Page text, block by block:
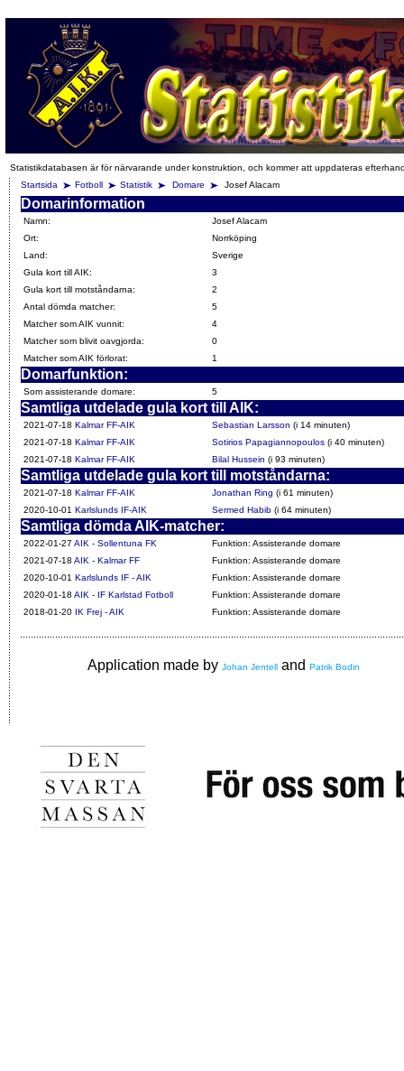
Statistikdatabasen är för närvarande under konstruktion, och kommer att uppdateras
Startsida
Fotboll Statistik Domare Josef Alacam
Domarinformation
Namn:
Josef Alacam
Ort:
Norrköping
Land:
Sverige
Gula kort till AIK:
3
Gula kort till motståndarna:
2
Antal dömda matcher:
5
Matcher som AIK vunnit:
4
Matcher som blivit oavgjorda:
0
Matcher som AIK förlorat:
1
Domarfunktion:
Som assisterande domare: 5
Samtliga utdelade gula kort till AIK:
2021-07-18 Kalmar FF-AIK Sebastian Larsson (i 14 minuten)
2021-07-18 Kalmar FF-AIK Sotirios Papagiannopoulos (i 40 minuten)
2021-07-18 Kalmar FF-AIK Bilal Hussein (i 93 minuten)
Samtliga utdelade gula kort till motståndarna:
2021-07-18 Kalmar FF-AIK Jonathan Ring (i 61 minuten)
2020-10-01 Karlslunds IF-AIK Sermed Habib (i 64 minuten)
Samtliga dömda AIK-matcher:
2022-01-27 AIK - Sollentuna FK
Funktion: Assisterande domare
2021-07-18 AIK - Kalmar FF
Funktion: Assisterande domare
2020-10-01 Karlslunds IF - AIK
Funktion: Assisterande domare
2020-01-18 AIK - IF Karlstad Fotboll
Funktion: Assisterande domare
2018-01-20 IK Frej - AIK Funktion: Assisterande domare
Application made by Johan Jentell and Patrik Bodin